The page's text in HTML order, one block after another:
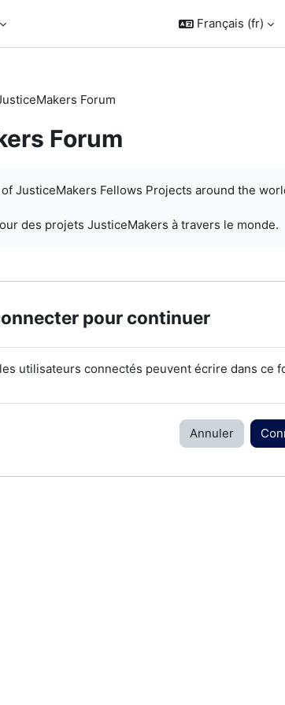
Français ‎(fr)‎
Forum
Forum
JusticeMakers Fellows Projects around the
des projets JusticeMakers à travers le monde.
pour continuer
utilisateurs connectés peuvent écrire dans ce
Annuler